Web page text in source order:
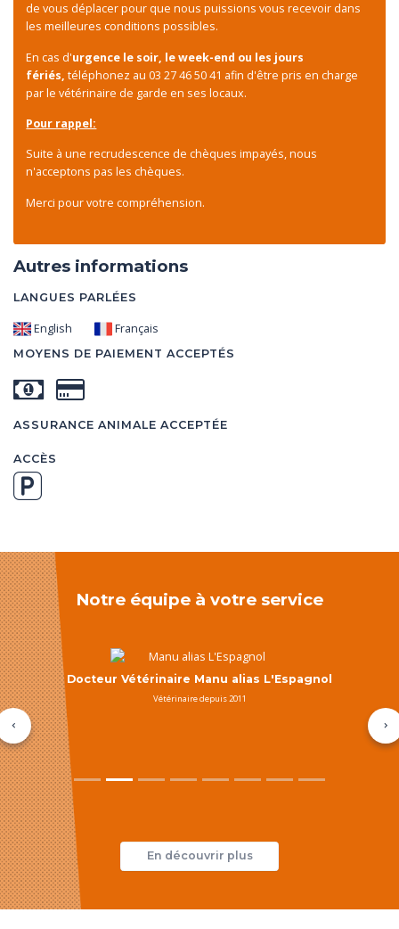
de vous déplacer pour que nous puissions vous recevoir dans
les meilleures conditions possibles.
En cas d'urgence le soir, le week-end ou les jours
fériés, téléphonez au 03 27 46 50 41 afin d'être pris en charge
par le vétérinaire de garde en ses locaux.
Pour rappel:
Suite à une recrudescence de chèques impayés, nous
n'acceptons pas les chèques.
Merci pour votre compréhension.
Autres informations
LANGUES PARLÉES
English Français
MOYENS DE PAIEMENT ACCEPTÉS
ASSURANCE ANIMALE ACCEPTÉE
ACCÈS
Notre équipe à votre service
Docteur Vétérinaire Manu alias L'Espagnol
Vétérinaire depuis 2011
Précédent
En découvrir plus